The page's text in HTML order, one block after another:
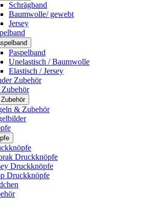
Schrägband
Baumwolle/ gewebt
Jersey
Paspelband
Unelastisch / Baumwolle
Elastisch / Jersey
Zubehör
& Zubehör
Druckknöpfe
Druckknöpfe
Druckknöpfe